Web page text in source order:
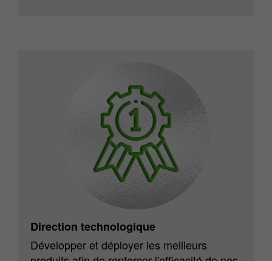
Direction technologique
Développer et déployer les meilleurs